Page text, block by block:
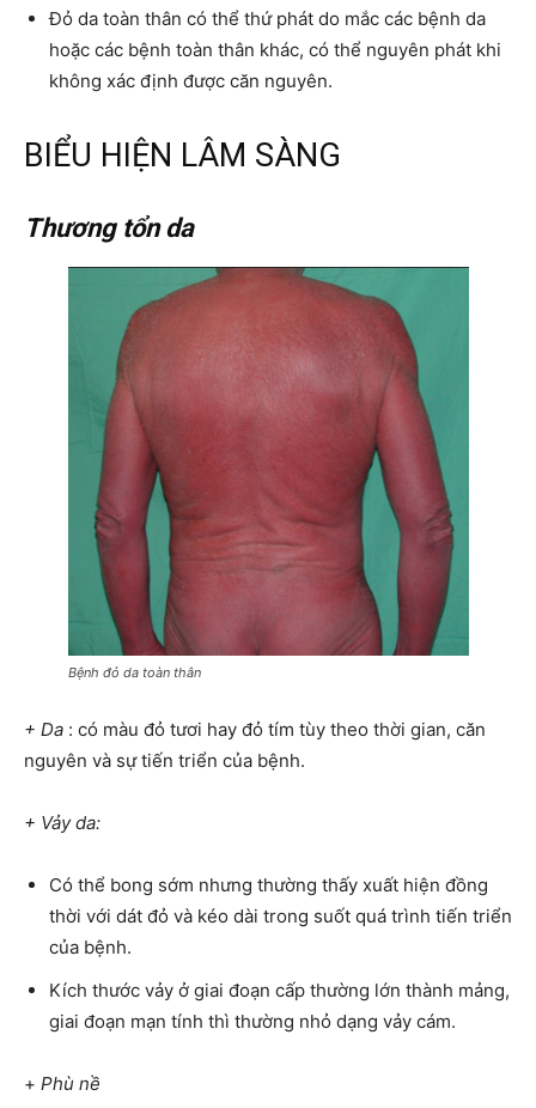
Đỏ da toàn thân có thể thứ phát do mắc các bệnh da
hoặc các bệnh toàn thân khác, có thể nguyên phát khi
không xác định được căn nguyên.
BIỂU HIỆN LÂM SÀNG
Thương tổn da
Bệnh đỏ da toàn thân
+ Da : có màu đỏ tươi hay đỏ tím tùy theo thời gian, căn
nguyên và sự tiến triển của bệnh.
+ Vảy da:
Có thể bong sớm nhưng thường thấy xuất hiện đồng
thời với dát đỏ và kéo dài trong suốt quá trình tiến triển
của bệnh.
Kích thước vảy ở giai đoạn cấp thường lớn thành mảng,
giai đoạn mạn tính thì thường nhỏ dạng vảy cám.
+ Phù nề